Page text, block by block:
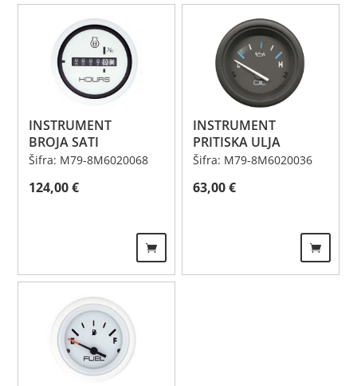
INSTRUMENT
BROJA SATI
Šifra: M79-8M6020068
124,00€
INSTRUMENT
PRITISKA ULJA
Šifra: M79-8M6020036
63,00€